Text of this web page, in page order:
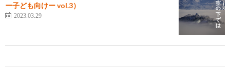
ー子ども向けー vol.3）
2023.03.29